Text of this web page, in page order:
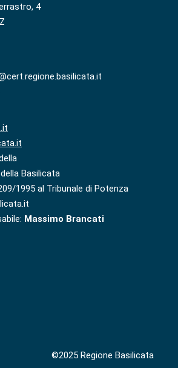
4
Basilicata
1995 al Tribunale di Potenza
Massimo Brancati
©2025 Regione Basilicata